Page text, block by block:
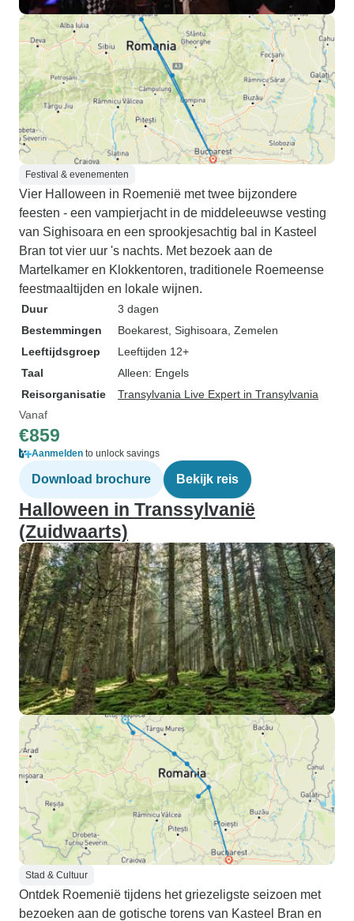
Festival & evenementen
Vier Halloween in Roemenië met twee bijzondere
feesten - een vampierjacht in de middeleeuwse vesting
van Sighisoara en een sprookjesachtig bal in Kasteel
Bran tot vier uur 's nachts. Met bezoek aan de
Martelkamer en Klokkentoren, traditionele Roemeense
feestmaaltijden en lokale wijnen.
Duur
3 dagen
Bestemmingen
Boekarest , Sighisoara , Zemelen
Leeftijdsgroep
Leeftijden 12+
Taal
Alleen: Engels
Reisorganisatie
Transylvania Live Expert in Transylvania
Vanaf
€859
Aanmelden to unlock savings
Download brochure Bekijk reis
Halloween in Transsylvanië
(Zuidwaarts)
Stad & Cultuur
Ontdek Roemenië tijdens het griezeligste seizoen met
bezoeken aan de gotische torens van Kasteel Bran en